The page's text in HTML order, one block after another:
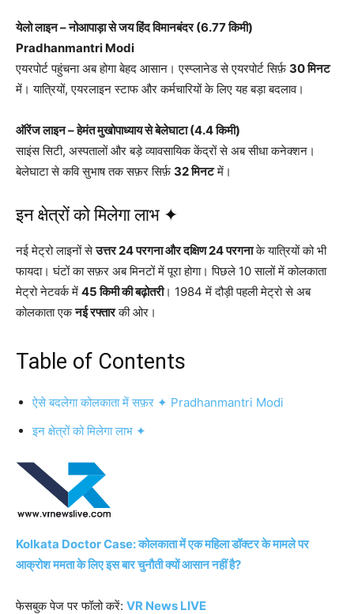
येलो लाइन – नोआपाड़ा से जय हिंद विमानबंदर (6.77 किमी)
Pradhanmantri Modi
एयरपोर्ट पहुंचना अब होगा बेहद आसान। एस्प्लानेड से एयरपोर्ट सिर्फ़ 30 मिनट
में। यात्रियों, एयरलाइन स्टाफ और कर्मचारियों के लिए यह बड़ा बदलाव।
ऑरेंज लाइन – हेमंत मुखोपाध्याय से बेलेघाटा (4.4 किमी)
साइंस सिटी, अस्पतालों और बड़े व्यावसायिक केंद्रों से अब सीधा कनेक्शन।
बेलेघाटा से कवि सुभाष तक सफ़र सिर्फ़ 32 मिनटमें।
इन क्षेत्रों को मिलेगा लाभ ✦
नई मेट्रो लाइनों सेउत्तर 24 परगना और दक्षिण 24 परगनाके यात्रियों को भी
फायदा। घंटों का सफ़र अब मिनटों में पूरा होगा। पिछले 10 सालों में कोलकाता
मेट्रो नेटवर्क में 45 किमी की बढ़ोतरी। 1984 में दौड़ी पहली मेट्रो से अब
कोलकाता एकनई रफ्तारकी ओर।
Table of Contents
ऐसे बदलेगा कोलकाता में सफ़र ✦ Pradhanmantri Modi
इन क्षेत्रों को मिलेगा लाभ ✦
Kolkata Doctor Case: कोलकाता में एक महिला डॉक्टर के मामले पर
आक्रोश ममता के लिए इस बार चुनौती क्यों आसान नहीं है?
फेसबुक पेज पर फॉलो करें: VR News LIVE